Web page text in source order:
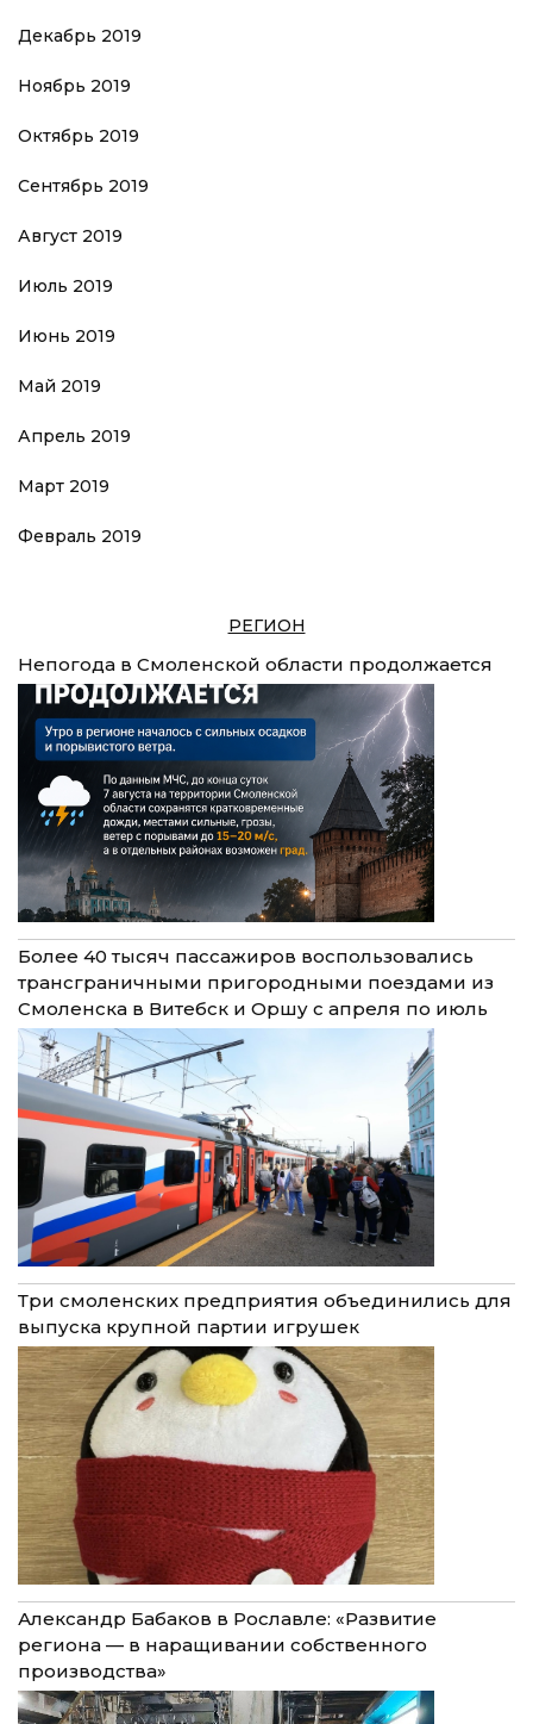
Декабрь 2019
Ноябрь 2019
Октябрь 2019
Сентябрь 2019
Август 2019
Июль 2019
Июнь 2019
Май 2019
Апрель 2019
Март 2019
Февраль 2019
РЕГИОН
Непогода в Смоленской области продолжается
Более 40 тысяч пассажиров воспользовались
трансграничными пригородными поездами из
Смоленска в Витебск и Оршу с апреля по июль
Три смоленских предприятия объединились для
выпуска крупной партии игрушек
Александр Бабаков в Рославле: «Развитие
региона — в наращивании собственного
производства»